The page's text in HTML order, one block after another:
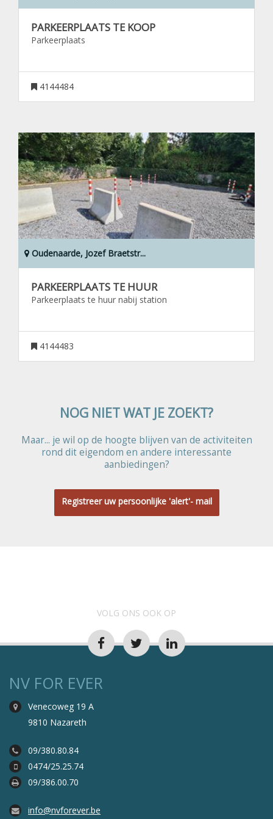
PARKEERPLAATS TE KOOP
Parkeerplaats
4144484
Oudenaarde, Jozef Braetstr...
PARKEERPLAATS TE HUUR
Parkeerplaats te huur nabij station
4144483
NOG NIET WAT JE ZOEKT?
Maar... je wil op de hoogte blijven van de activiteiten
rond dit eigendom en andere interessante
aanbiedingen?
Registreer uw persoonlijke 'alert'- mail
VOLG ONS OOK OP
NV FOR EVER
Venecoweg 19 A
9810 Nazareth
09/380.80.84
0474/25.25.74
09/386.00.70
info@nvforever.be